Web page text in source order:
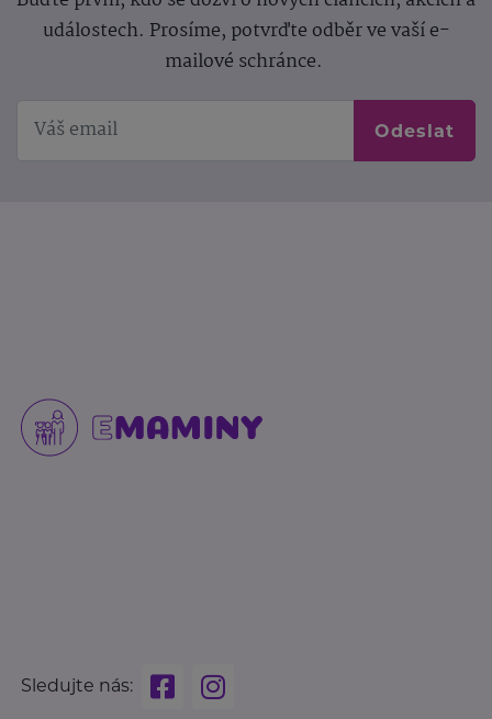
událostech. Prosíme, potvrďte odběr ve vaší e-
mailové schránce.
Odeslat
Sledujte nás: